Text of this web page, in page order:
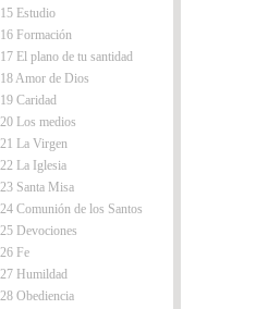
15 Estudio
16 Formación
17 El plano de tu santidad
18 Amor de Dios
19 Caridad
20 Los medios
21 La Virgen
22 La Iglesia
23 Santa Misa
24 Comunión de los Santos
25 Devociones
26 Fe
27 Humildad
28 Obediencia